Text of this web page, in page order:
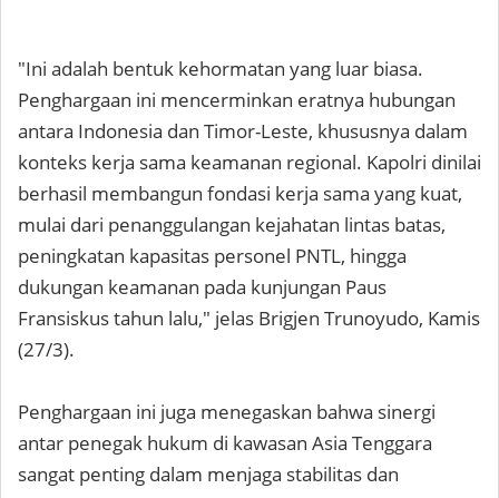
"Ini adalah bentuk kehormatan yang luar biasa.
Penghargaan ini mencerminkan eratnya hubungan
antara Indonesia dan Timor-Leste, khususnya dalam
konteks kerja sama keamanan regional. Kapolri dinilai
berhasil membangun fondasi kerja sama yang kuat,
mulai dari penanggulangan kejahatan lintas batas,
peningkatan kapasitas personel PNTL, hingga
dukungan keamanan pada kunjungan Paus
Fransiskus tahun lalu," jelas Brigjen Trunoyudo, Kamis
(27/3).
Penghargaan ini juga menegaskan bahwa sinergi
antar penegak hukum di kawasan Asia Tenggara
sangat penting dalam menjaga stabilitas dan